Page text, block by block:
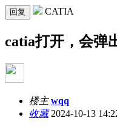
回复 CATIA
catia打开，会弹
楼主 wqq
收藏2024-10-13